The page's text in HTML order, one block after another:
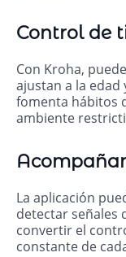
Control de
Con Kroha,
ajustan a la edad
fomenta hábitos
ambiente
La aplicación
detectar señales
convertir el
constante de